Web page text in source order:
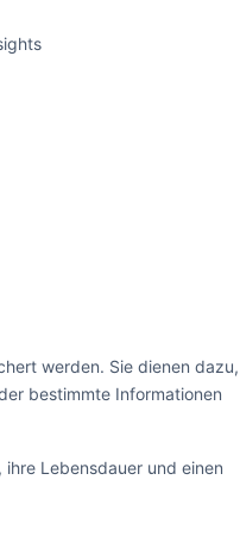
werden. Sie dienen dazu,
bestimmte Informationen
Lebensdauer und einen